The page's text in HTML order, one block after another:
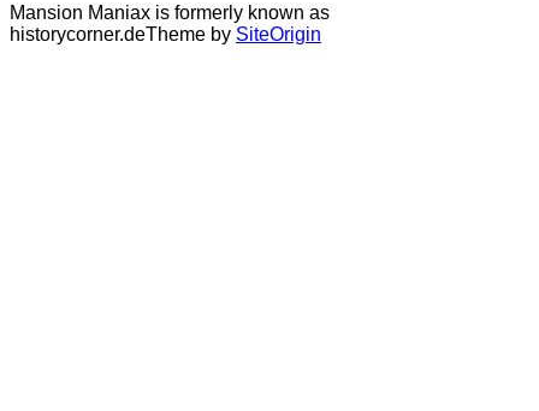
Mansion Maniax is formerly known as
historycorner.deTheme by SiteOrigin